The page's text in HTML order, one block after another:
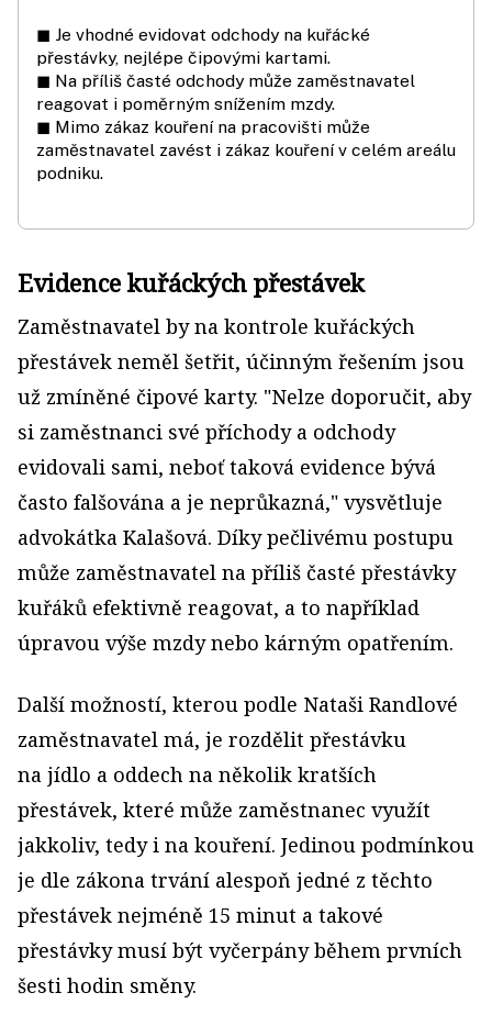
◼ Je vhodné evidovat odchody na kuřácké
přestávky, nejlépe čipovými kartami.
◼ Na příliš časté odchody může zaměstnavatel
reagovat i poměrným snížením mzdy.
◼ Mimo zákaz kouření na pracovišti může
zaměstnavatel zavést i zákaz kouření v celém areálu
podniku.
Evidence kuřáckých přestávek
Zaměstnavatel by na kontrole kuřáckých
přestávek neměl šetřit, účinným řešením jsou
už zmíněné čipové karty. "Nelze doporučit, aby
si zaměstnanci své příchody a odchody
evidovali sami, neboť taková evidence bývá
často falšována a je neprůkazná," vysvětluje
advokátka Kalašová. Díky pečlivému postupu
může zaměstnavatel na příliš časté přestávky
kuřáků efektivně reagovat, a to například
úpravou výše mzdy nebo kárným opatřením.
Další možností, kterou podle Nataši Randlové
zaměstnavatel má, je rozdělit přestávku
na jídlo a oddech na několik kratších
přestávek, které může zaměstnanec využít
jakkoliv, tedy i na kouření. Jedinou podmínkou
je dle zákona trvání alespoň jedné z těchto
přestávek nejméně 15 minut a takové
přestávky musí být vyčerpány během prvních
šesti hodin směny.